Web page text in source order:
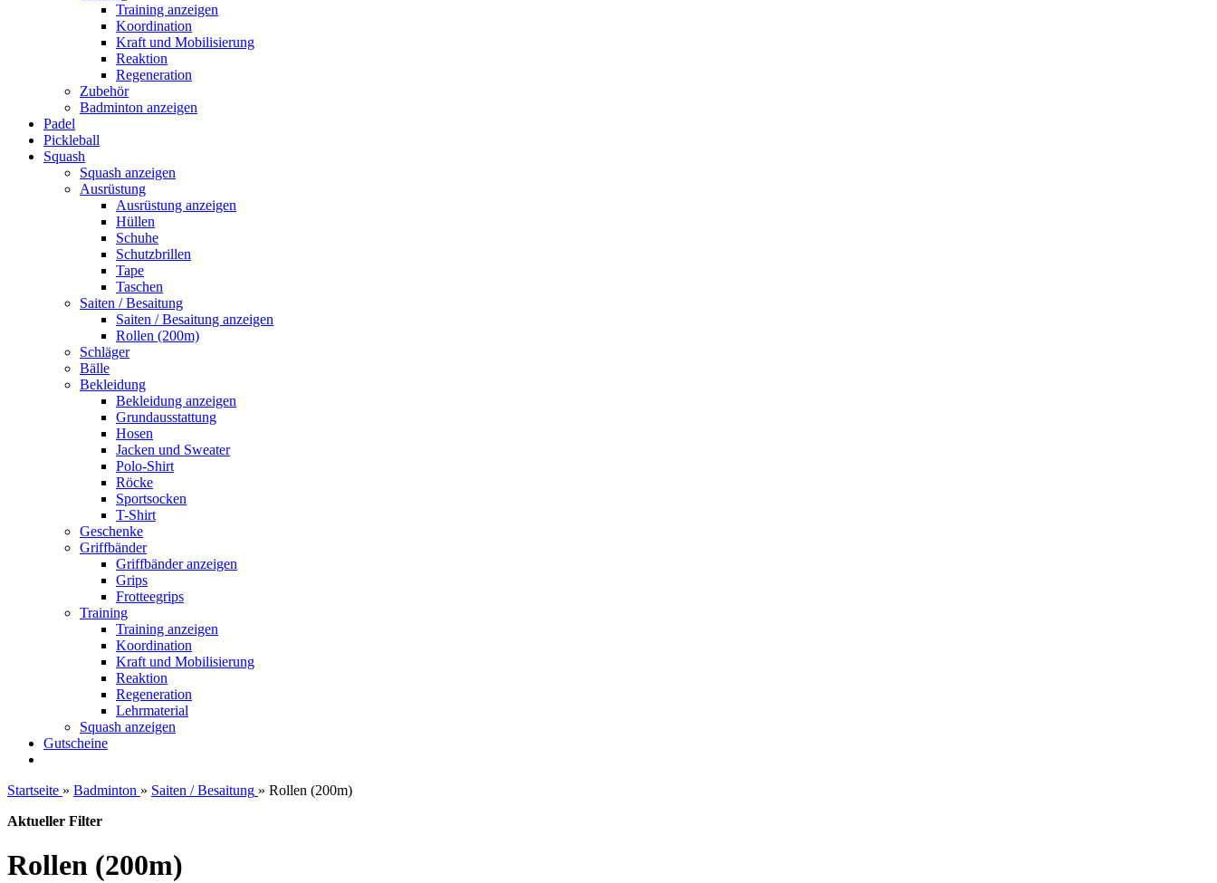
Training anzeigen
Koordination
Kraft und Mobilisierung
Reaktion
Regeneration
Zubehör
Badminton anzeigen
Padel
Pickleball
Squash
Squash anzeigen
Ausrüstung
Ausrüstung anzeigen
Hüllen
Schuhe
Schutzbrillen
Tape
Taschen
Saiten / Besaitung
Saiten / Besaitung anzeigen
Rollen (200m)
Schläger
Bälle
Bekleidung
Bekleidung anzeigen
Grundausstattung
Hosen
Jacken und Sweater
Polo-Shirt
Röcke
Sportsocken
T-Shirt
Geschenke
Griffbänder
Griffbänder anzeigen
Grips
Frotteegrips
Training
Training anzeigen
Koordination
Kraft und Mobilisierung
Reaktion
Regeneration
Lehrmaterial
Squash anzeigen
Gutscheine
Startseite » Badminton » Saiten / Besaitung » Rollen (200m)
Aktueller Filter
Rollen (200m)